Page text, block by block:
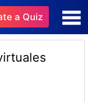
a Quiz